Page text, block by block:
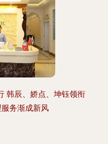
韩辰、娇点、坤钰领衔
务渐成新风